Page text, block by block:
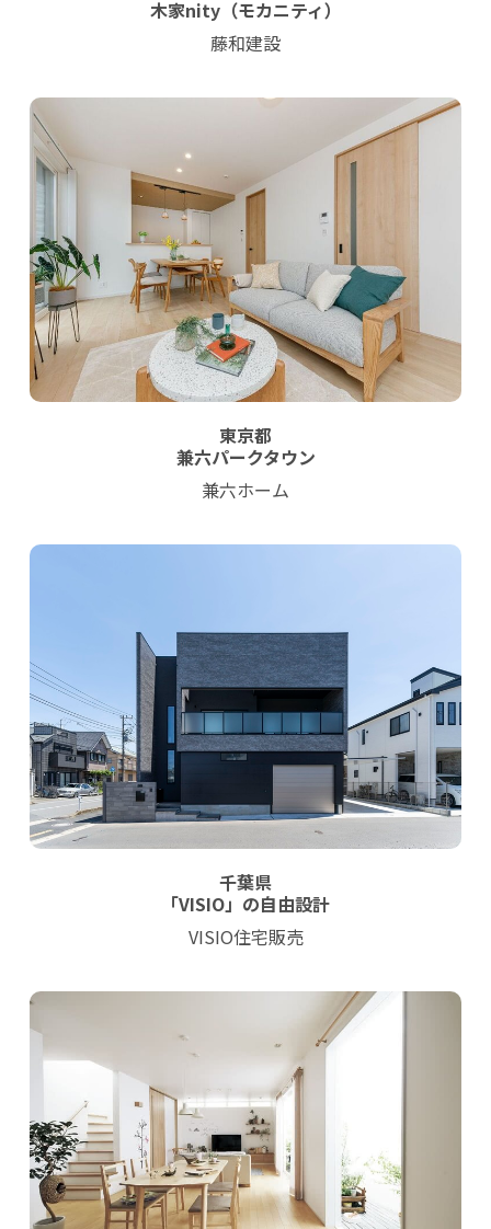
木家nity（モカニティ）
藤和建設
東京都
兼六パークタウン
兼六ホーム
千葉県
「VISIO」の自由設計
VISIO住宅販売